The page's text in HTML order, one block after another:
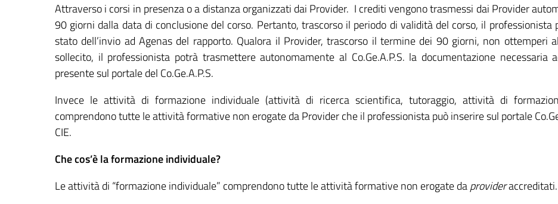
Attraverso i corsi in presenza o a distanza organizzati dai Provider. I crediti vengono trasmessi dai Provider
90 giorni dalla data di conclusione del corso. Pertanto, trascorso il periodo di validità del corso, il
stato dell’invio ad Agenas del rapporto. Qualora il Provider, trascorso il termine dei 90 giorni, non ottemperi
sollecito, il professionista potrà trasmettere autonomamente al Co.Ge.A.P.S. la documentazione necessaria
presente sul portale del Co.Ge.A.P.S.
Invece le attività di formazione individuale (attività di ricerca scientifica, tutoraggio, attività di
comprendono tutte le attività formative non erogate da Provider che il professionista può inserire sul portale
CIE.
Che cos’è la formazione individuale?
Le attività di “formazione individuale” comprendono tutte le attività formative non erogate daprovider